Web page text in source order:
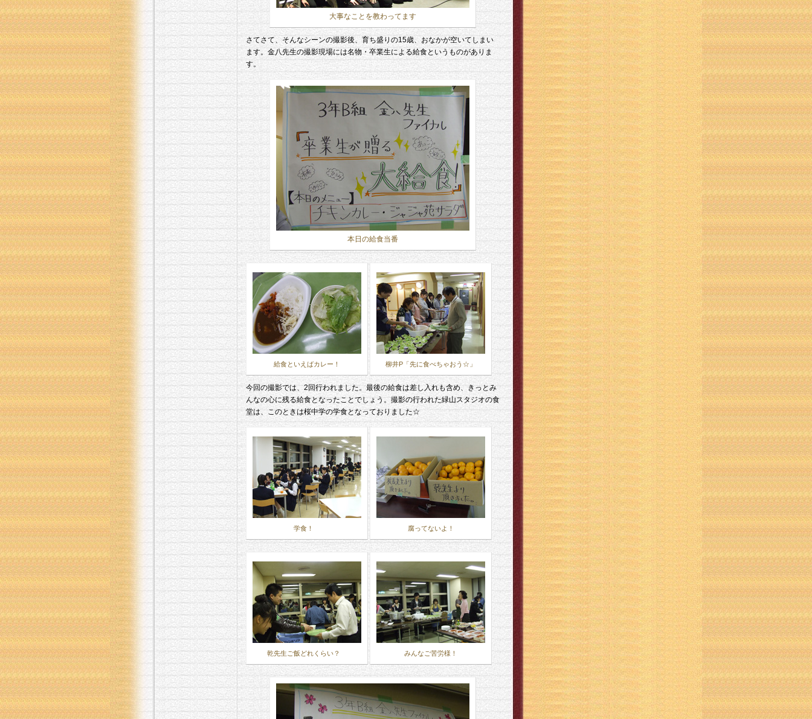
大事なことを教わってます
さてさて、そんなシーンの撮影後、育ち盛りの15歳、おなかが空いてしまい
ます。金八先生の撮影現場には名物・卒業生による給食というものがありま
す。
本日の給食当番
給食といえばカレー！ 柳井P「先に食べちゃおう☆」
今回の撮影では、2回行われました。最後の給食は差し入れも含め、きっとみ
んなの心に残る給食となったことでしょう。撮影の行われた緑山スタジオの食
堂は、このときは桜中学の学食となっておりました☆
学食！ 腐ってないよ！
乾先生ご飯どれくらい？ みんなご苦労様！